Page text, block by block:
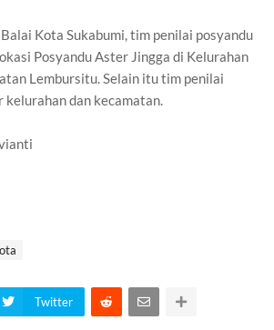
Kota Sukabumi, tim penilai posyandu
Posyandu Aster Jingga di Kelurahan
Lembursitu. Selain itu tim penilai
kelurahan dan kecamatan.
Twitter